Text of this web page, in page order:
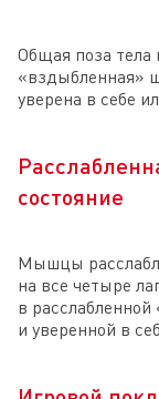
Общая поза тела
«вздыбленная»
уверена в себе
состояние
Мышцы
на все четыре
в расслабленной
и уверенной в